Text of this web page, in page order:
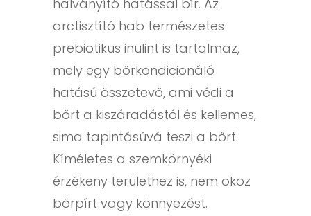
halványító hatással bír. Az
arctisztító hab természetes
prebiotikus inulint is tartalmaz,
mely egy bőrkondicionáló
hatású összetevő, ami védi a
bőrt a kiszáradástól és kellemes,
sima tapintásúvá teszi a bőrt.
Kíméletes a szemkörnyéki
érzékeny területhez is, nem okoz
bőrpírt vagy könnyezést.